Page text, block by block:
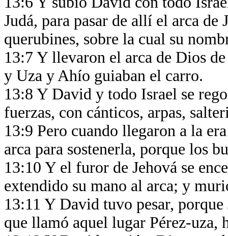
Judá, para pasar de allí el arca
querubines, sobre la cual su
13:7 Y llevaron el arca de Dios
y Uza y Ahío guiaban el carro.
13:8 Y David y todo Israel se
fuerzas, con cánticos, arpas,
13:9 Pero cuando llegaron a la
arca para sostenerla, porque los
13:10 Y el furor de Jehová se
extendido su mano al arca; y
13:11 Y David tuvo pesar,
que llamó aquel lugar Pérez-uza,